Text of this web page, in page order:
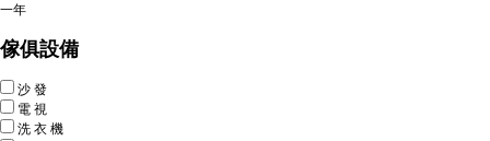
一年
傢俱設備
沙 發
電 視
洗 衣 機